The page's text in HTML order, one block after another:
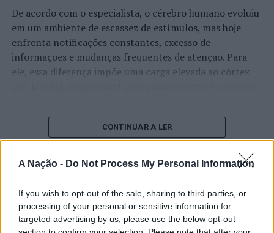
A Nação - Do Not Process My Personal Information
If you wish to opt-out of the sale, sharing to third parties, or
processing of your personal or sensitive information for
targeted advertising by us, please use the below opt-out
feminino, Erica Máximo alcançou Maria Salgado na
liderança, com campeã em título, Gabriela Dinis, a
ocupar a 3ª posição do
ranking, a 140 pontos da dupla
da frente.
São Jacinto, em Aveiro, recebe a terceira e penúltima
nacionais de Sub-20.
Ordonhas 11,65 pontos
Final feminina: Erica Máximo 11,75 vs. Maria Dias 8,25
De acordo com o especialista, o cérebro humano evoluiu
em um ambiente de escassez de estímulos, mas hoje
enfrenta notificações constantes, excesso de
informações e mudanças frequentes de atenção. Para
ele, essa diferença impõe uma carga elevada ao córtex
O pesquisador afirma que plataformas digitais também
estimulam continuamente o sistema de recompensa do
cérebro, favorecendo a fadiga mental, a dificuldade de
manter a atenção e a procrastinação. Na sua visão,
aumentam a sensação de sobrecarga, enquanto o stress
prolongado pode elevar os níveis de cortisol e
CONTINUAR A LER
“Millennium Estoril Open 2026”
regressou ao circuito ATP com